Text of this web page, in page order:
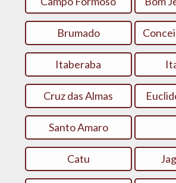
Brumado
Itaberaba
Cruz das Almas
Santo Amaro
Catu